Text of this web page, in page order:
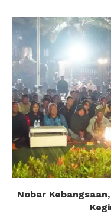
Nobar